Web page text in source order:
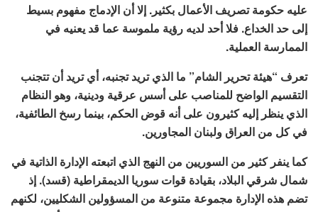
عليه حكومة تصريف الأعمال بكثير. إلا أن الإدماج مفهوم بسيط
إلى حد الخداع. فلا أحد لديه رؤية ملموسة عما قد يعنيه في
الممارسة العملية.
تعرف “هيئة تحرير الشام” ما الذي تريد تجنبه، أي تريد أن تتجنب
التقسيم الواضح للمناصب على أسس عرقية ودينية، وهو النظام
الذي ينظر إليه كثيرون على أنه قوض الحكم، بينما رسخ الطائفية،
في كل من العراق ولبنان المجاورين.
كما ينفر كثير من السوريين من النهج الذي اتبعته الإدارة الذاتية في
شمال شرقي البلاد، بقيادة قوات سوريا الديمقراطية (قسد). إذ
تضم هذه الإدارة مجموعة متنوعة من المسؤولين الشكليين، لكنهم